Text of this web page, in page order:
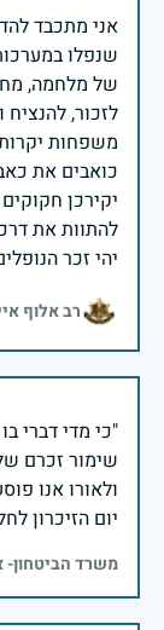
אני מתכבד
שנפלו
של מלחמה,
משפחות
כואבים את
יקירכן
יהי זכר
רב אלוף
שימור זכרם
יום הזיכרון
משרד